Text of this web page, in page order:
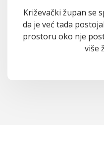
Križevački župan se
da je već tada
prostoru oko nje
više